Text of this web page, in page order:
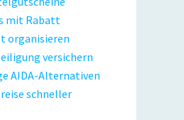
mit Rabatt
organisieren
versichern
AIDA-Alternativen
schneller